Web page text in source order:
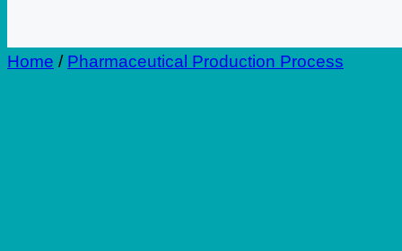
Home / Pharmaceutical Production Process